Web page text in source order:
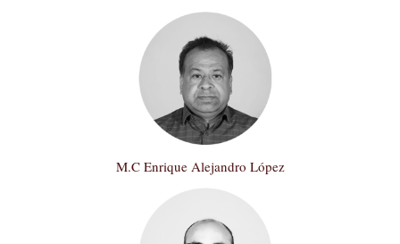
M.C Enrique Alejandro López